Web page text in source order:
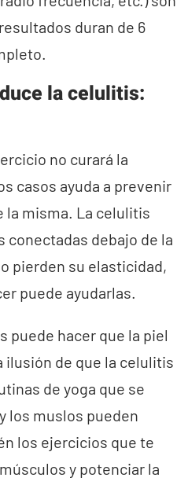
duran de 6
la celulitis:
no curará la
casos ayuda a prevenir
la misma. La celulitis
conectadas debajo de la
pierden su elasticidad,
puede ayudarlas.
puede hacer que la piel
ilusión de que la celulitis
de yoga que se
los muslos pueden
los ejercicios que te
y potenciar la